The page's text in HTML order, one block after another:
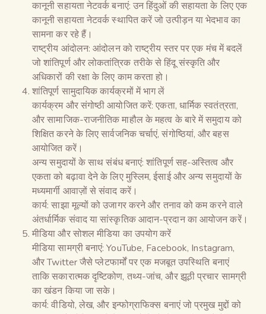
कानूनी सहायता नेटवर्क बनाएं: उन हिंदुओं की सहायता के लिए एक
कानूनी सहायता नेटवर्क स्थापित करें जो उत्पीड़न या भेदभाव का
सामना कर रहे हैं।
राष्ट्रीय आंदोलन: आंदोलन को राष्ट्रीय स्तर पर एक मंच में बदलें
जो शांतिपूर्ण और लोकतांत्रिक तरीके से हिंदू संस्कृति और
अधिकारों की रक्षा के लिए काम करता हो।
शांतिपूर्ण सामुदायिक कार्यक्रमों में भाग लें
कार्यक्रम और संगोष्ठी आयोजित करें: एकता, धार्मिक स्वतंत्रता,
और सामाजिक-राजनीतिक माहौल के महत्व के बारे में समुदाय को
शिक्षित करने के लिए सार्वजनिक चर्चाएं, संगोष्ठियां, और बहस
आयोजित करें।
अन्य समुदायों के साथ संबंध बनाएं: शांतिपूर्ण सह-अस्तित्व और
एकता को बढ़ावा देने के लिए मुस्लिम, ईसाई और अन्य समुदायों के
मध्यमार्गी आवाज़ों से संवाद करें।
कार्य: साझा मूल्यों को उजागर करने और तनाव को कम करने वाले
अंतर्धार्मिक संवाद या सांस्कृतिक आदान-प्रदान का आयोजन करें।
मीडिया और सोशल मीडिया का उपयोग करें
मीडिया सामग्री बनाएं: YouTube, Facebook, Instagram,
और Twitter जैसे प्लेटफार्मों पर एक मजबूत उपस्थिति बनाएं
ताकि सकारात्मक दृष्टिकोण, तथ्य-जांच, और झूठी प्रचार सामग्री
का खंडन किया जा सके।
कार्य: वीडियो, लेख, और इन्फोग्राफिक्स बनाएं जो प्रमुख मुद्दों को